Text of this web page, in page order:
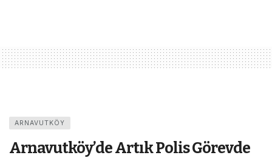
ARNAVUTKÖY
Arnavutköy’de Artık Polis Görevde